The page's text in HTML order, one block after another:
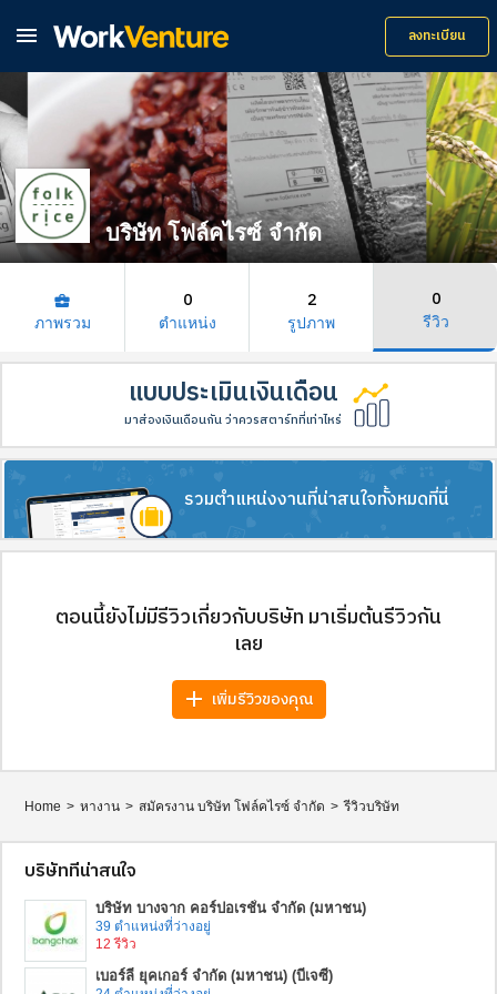
 ลงทะเบียน
บริษัท โฟล์คไรซ์ จำกัด
business_center
ภาพรวม
0
ตำแหน่ง
2
รูปภาพ
0
รีวิว
แบบประเมินเงินเดือน
มาส่องเงินเดือนกัน ว่าควรสตาร์ทที่เท่าไหร่
รวมตำแหน่งงานที่น่าสนใจทั้งหมดที่นี่
ตอนนี้ยังไม่มีรีวิวเกี่ยวกับบริษัท มาเริ่มต้นรีวิวกัน
เลย
add เพิ่มรีวิวของคุณ
Home > หางาน > สมัครงาน บริษัท โฟล์คไรซ์ จำกัด > รีวิวบริษัท
บริษัทที่น่าสนใจ
บริษัท บางจาก คอร์ปอเรชั่น จํากัด (มหาชน)
39 ตำแหน่งที่ว่างอยู่
12 รีวิว
เบอร์ลี่ ยุคเกอร์ จำกัด (มหาชน) (บีเจซี)